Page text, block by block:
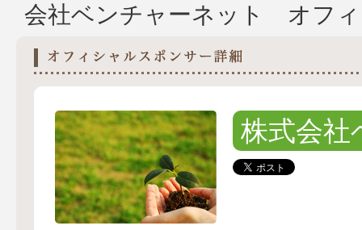
会社ベンチャーネット オフ
株式会社